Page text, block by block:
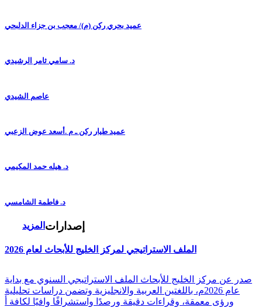
عميد بحري ركن (م)/ معجب بن جزاء الدلبحي
د. سامي ثامر الرشيدي
عاصم الشيدي
عميد طيار ركن ـ م .أسعد عوض الزعبي
د. هيله حمد المكيمي
د. فاطمة الشامسي
المزيد إصدارات
الملف الاستراتيجي لمركز الخليج للأبحاث لعام 2026
صدر عن مركز الخليج للأبحاث الملف الاستراتيجي السنوي مع بداية
عام 2026م، باللغتين العربية والانجليزية وتضمن دراسات تحليلية
ورؤى معمقة، وقراءات دقيقة ورصدًا واستشرافًا وافيًا لكافة أ